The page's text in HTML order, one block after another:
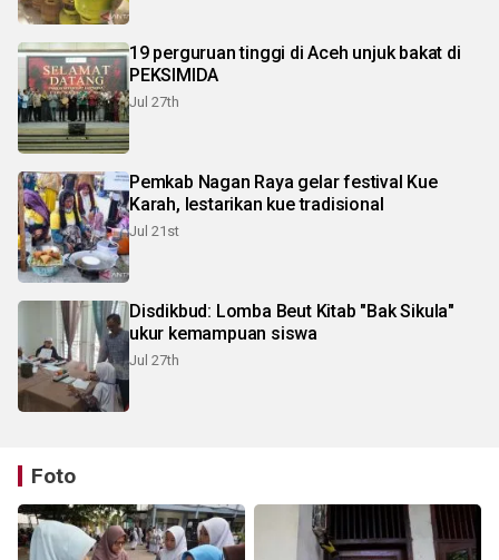
19 perguruan tinggi di Aceh unjuk bakat di
PEKSIMIDA
Jul 27th
Pemkab Nagan Raya gelar festival Kue
Karah, lestarikan kue tradisional
Jul 21st
Disdikbud: Lomba Beut Kitab "Bak Sikula"
ukur kemampuan siswa
Jul 27th
Foto